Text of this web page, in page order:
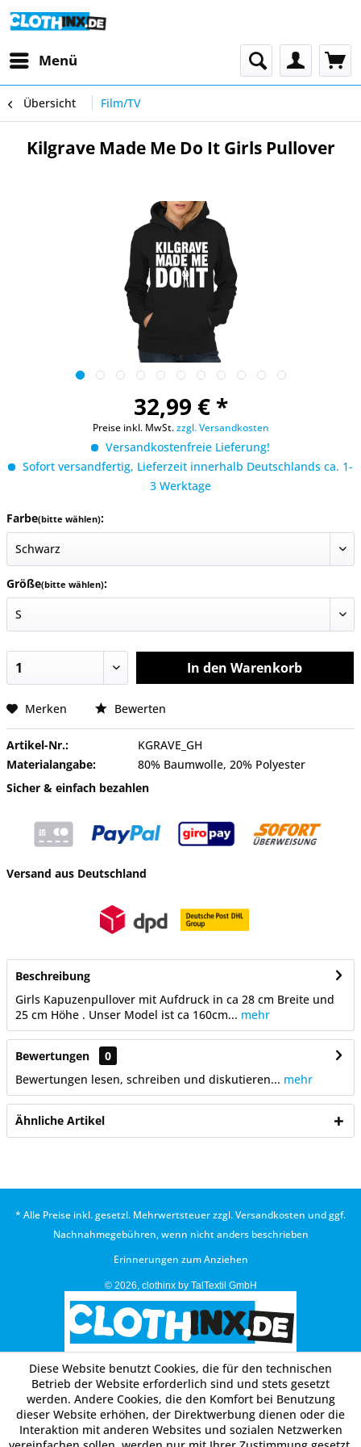
Menü
Übersicht Film/TV
Kilgrave Made Me Do It Girls Pullover
32,99 € *
Preise inkl. MwSt.zzgl. Versandkosten
Versandkostenfreie Lieferung!
Sofort versandfertig, Lieferzeit innerhalb Deutschlands ca. 1-
3 Werktage
Farbe(bitte wählen):
Größe(bitte wählen):
In den Warenkorb
Merken Bewerten
Artikel-Nr.:
KGRAVE_GH
Materialangabe:
80% Baumwolle, 20% Polyester
Sicher & einfach bezahlen
Versand aus Deutschland
Beschreibung
Girls Kapuzenpullover mit Aufdruck in ca 28 cm Breite und
25 cm Höhe . Unser Model ist ca 160cm... mehr
Bewertungen
0
Bewertungen lesen, schreiben und diskutieren... mehr
Ähnliche Artikel
* Alle Preise inkl. gesetzl. Mehrwertsteuer zzgl.Versandkosten und ggf.
Nachnahmegebühren, wenn nicht anders beschrieben
Erinnerungen zum Anziehen
© 2026, clothinx by TalTextil GmbH
Diese Website benutzt Cookies, die für den technischen
Betrieb der Website erforderlich sind und stets gesetzt
werden. Andere Cookies, die den Komfort bei Benutzung
dieser Website erhöhen, der Direktwerbung dienen oder die
Interaktion mit anderen Websites und sozialen Netzwerken